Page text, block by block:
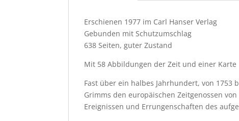
Erschienen 1977 im Carl Hanser Verlag
Gebunden mit Schutzumschlag
638 Seiten, guter Zustand
Mit 58 Abbildungen der Zeit und einer Karte
Fast über ein halbes Jahrhundert, von 1753
Grimms den europäischen Zeitgenossen
Ereignissen und Errungenschaften des